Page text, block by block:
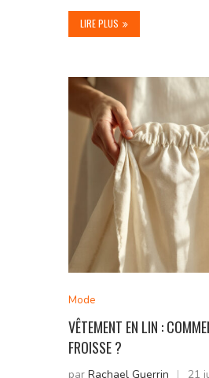
LIRE PLUS
Mode
VÊTEMENT EN LIN :
FROISSE ?
par Rachael Guerrin 21